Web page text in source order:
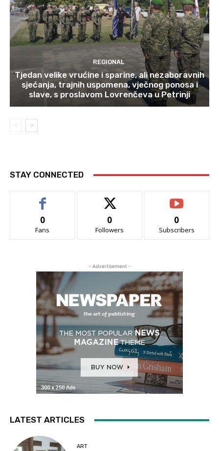
REGIONAL
Tjedan velike vrućine i sparine, ali nezaboravnih
sjećanja, trajnih uspomena, vječnog ponosa i
slave, s proslavom Lovrenčeva u Petrinji
STAY CONNECTED
0
Fans
0
Followers
0
Subscribers
- Advertisement -
LATEST ARTICLES
ART